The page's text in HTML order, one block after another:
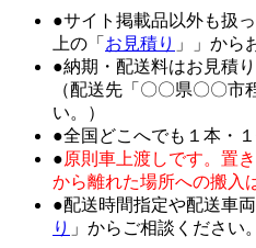
●サイト掲載品以外も扱
上の「 お見積り 」」から
●納期・配送料はお見積
（配送先「〇〇県〇〇市
い。）
●全国どこへでも１本・
●原則車上渡しです。置
から離れた場所への搬入
●配送時間指定や配送車
り 」からご相談ください。